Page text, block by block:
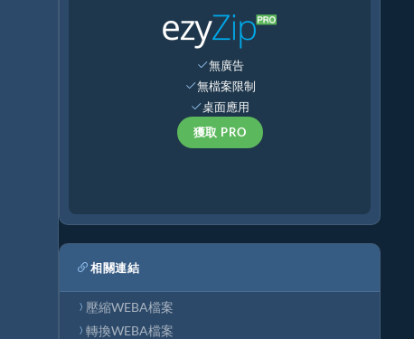
無廣告
無檔案限制
桌面應用
獲取 PRO
相關連結
壓縮WEBA檔案
轉換WEBA檔案